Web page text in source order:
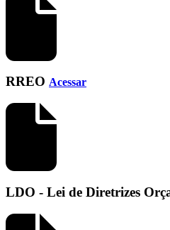
RREO Acessar
LDO - Lei de Diretrizes